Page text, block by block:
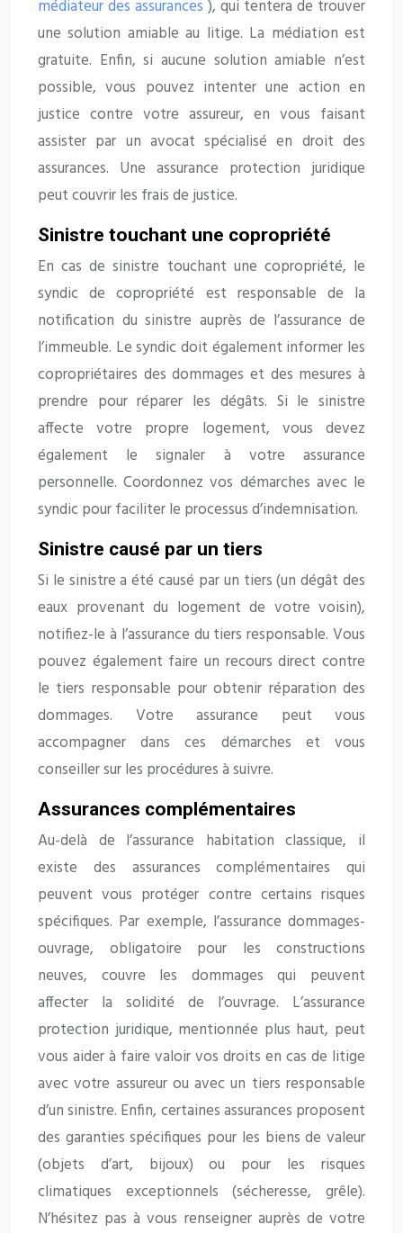
médiateur des assurances ), qui tentera de trouver
une solution amiable au litige. La médiation est
gratuite. Enfin, si aucune solution amiable n’est
possible, vous pouvez intenter une action en
justice contre votre assureur, en vous faisant
assister par un avocat spécialisé en droit des
assurances. Une assurance protection juridique
peut couvrir les frais de justice.
Sinistre touchant une copropriété
En cas de sinistre touchant une copropriété, le
syndic de copropriété est responsable de la
notification du sinistre auprès de l’assurance de
l’immeuble. Le syndic doit également informer les
copropriétaires des dommages et des mesures à
prendre pour réparer les dégâts. Si le sinistre
affecte votre propre logement, vous devez
également le signaler à votre assurance
personnelle. Coordonnez vos démarches avec le
syndic pour faciliter le processus d’indemnisation.
Sinistre causé par un tiers
Si le sinistre a été causé par un tiers (un dégât des
eaux provenant du logement de votre voisin),
notifiez-le à l’assurance du tiers responsable. Vous
pouvez également faire un recours direct contre
le tiers responsable pour obtenir réparation des
dommages. Votre assurance peut vous
accompagner dans ces démarches et vous
conseiller sur les procédures à suivre.
Assurances complémentaires
Au-delà de l’assurance habitation classique, il
existe des assurances complémentaires qui
peuvent vous protéger contre certains risques
spécifiques. Par exemple, l’assurance dommages-
ouvrage, obligatoire pour les constructions
neuves, couvre les dommages qui peuvent
affecter la solidité de l’ouvrage. L’assurance
protection juridique, mentionnée plus haut, peut
vous aider à faire valoir vos droits en cas de litige
avec votre assureur ou avec un tiers responsable
d’un sinistre. Enfin, certaines assurances proposent
des garanties spécifiques pour les biens de valeur
(objets d’art, bijoux) ou pour les risques
climatiques exceptionnels (sécheresse, grêle).
N’hésitez pas à vous renseigner auprès de votre